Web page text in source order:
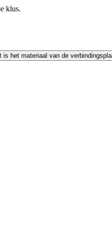
klus.
is het materiaal van de